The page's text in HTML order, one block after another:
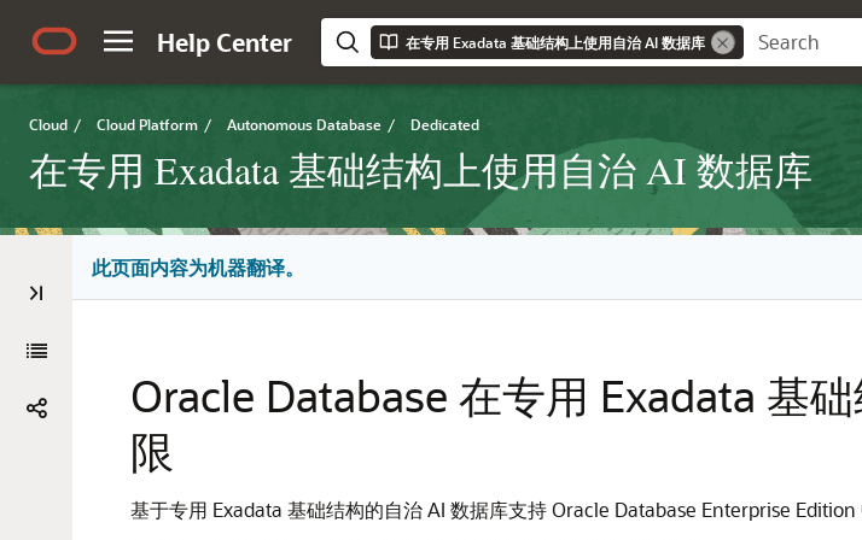
Help Center 在专用 Exadata 基础结构上使用自治 AI 数据库
Cloud / Cloud Platform / Autonomous Database / Dedicated
在专用 Exadata 基础结构上使用自治 AI 数据库
此页面内容为机器翻译。
Oracle Database 在专用 Exadata 基
限
基于专用 Exadata 基础结构的自治 AI 数据库支持 Oracle Database Enterprise